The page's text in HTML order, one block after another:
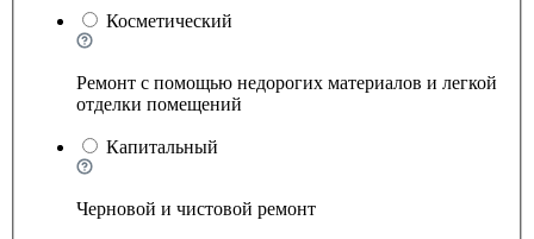
Косметический
Ремонт с помощью недорогих материалов и легкой
отделки помещений
Капитальный
Черновой и чистовой ремонт